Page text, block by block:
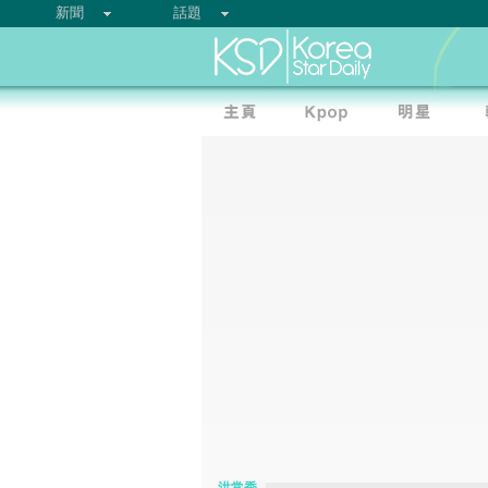
新聞 話題